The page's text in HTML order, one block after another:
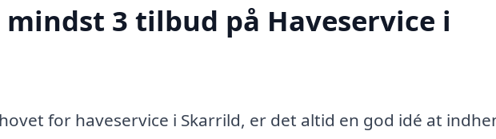
3 tilbud på Haveservice i
for haveservice i Skarrild, er det altid en god idé at